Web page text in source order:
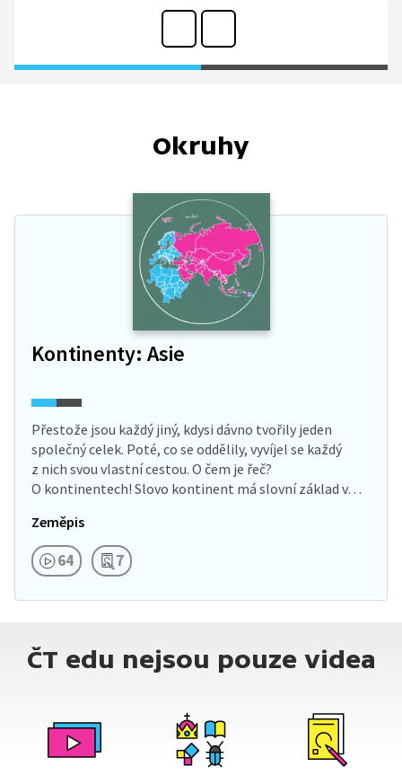
Okruhy
Kontinenty: Asie
Přestože jsou každý jiný, kdysi dávno tvořily jeden
společný celek. Poté, co se oddělily, vyvíjel se každý
z nich svou vlastní cestou. O čem je řeč?
O kontinentech! Slovo kontinent má slovní základ v…
Zeměpis
64 7
ČT edu nejsou pouze videa